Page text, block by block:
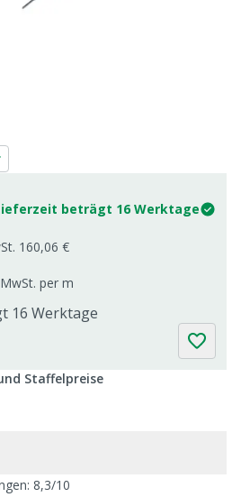
beträgt 16 Werktage
160,06 €
per m
16 Werktage
Staffelpreise
8,3/10